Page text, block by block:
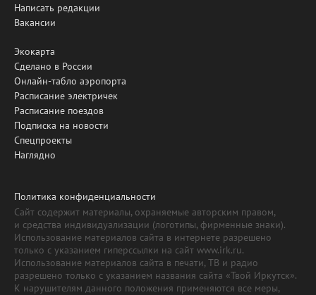
Написать редакции
Вакансии
Экокарта
Сделано в России
Онлайн-табло аэропорта
Расписание электричек
Расписание поездов
Подписка на новости
Спецпроекты
Наглядно
Политика конфиденциальности
Сайт содержит материалы, охраняемые авторским правом,
и средства индивидуализации (логотипы, фирменные знаки).
Использование материалов сайта в интернете разрешено
только с указанием гиперссылки на сайт www.irk.ru.
Использование материалов сайта в печати, ТВ и радио
разрешено только с указанием названия сайта «Твой Иркутск».
К нарушителям данного положения применяются все меры,